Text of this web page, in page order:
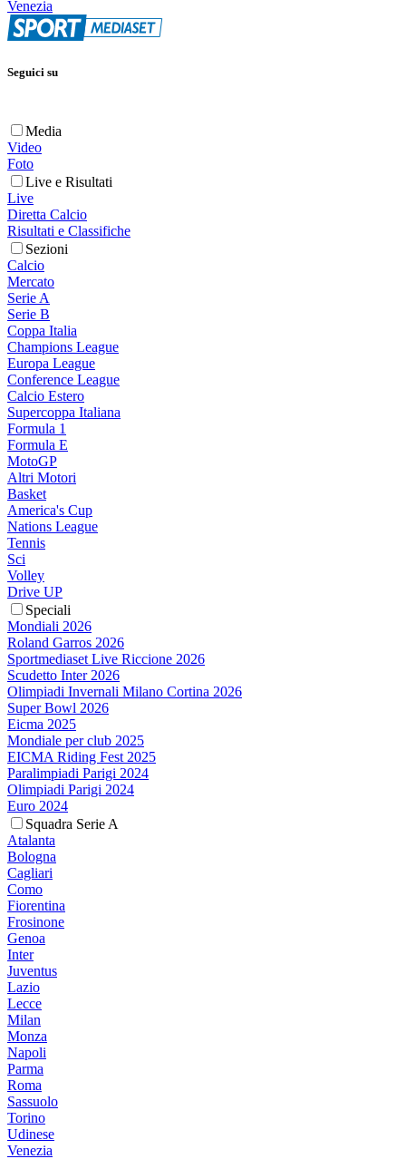
Venezia
Seguici su
Media
Video
Foto
Live e Risultati
Live
Diretta Calcio
Risultati e Classifiche
Sezioni
Calcio
Mercato
Serie A
Serie B
Coppa Italia
Champions League
Europa League
Conference League
Calcio Estero
Supercoppa Italiana
Formula 1
Formula E
MotoGP
Altri Motori
Basket
America's Cup
Nations League
Tennis
Sci
Volley
Drive UP
Speciali
Mondiali 2026
Roland Garros 2026
Sportmediaset Live Riccione 2026
Scudetto Inter 2026
Olimpiadi Invernali Milano Cortina 2026
Super Bowl 2026
Eicma 2025
Mondiale per club 2025
EICMA Riding Fest 2025
Paralimpiadi Parigi 2024
Olimpiadi Parigi 2024
Euro 2024
Squadra Serie A
Atalanta
Bologna
Cagliari
Como
Fiorentina
Frosinone
Genoa
Inter
Juventus
Lazio
Lecce
Milan
Monza
Napoli
Parma
Roma
Sassuolo
Torino
Udinese
Venezia